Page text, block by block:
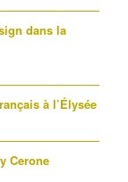
dans la
à l’Élysée
Cerone